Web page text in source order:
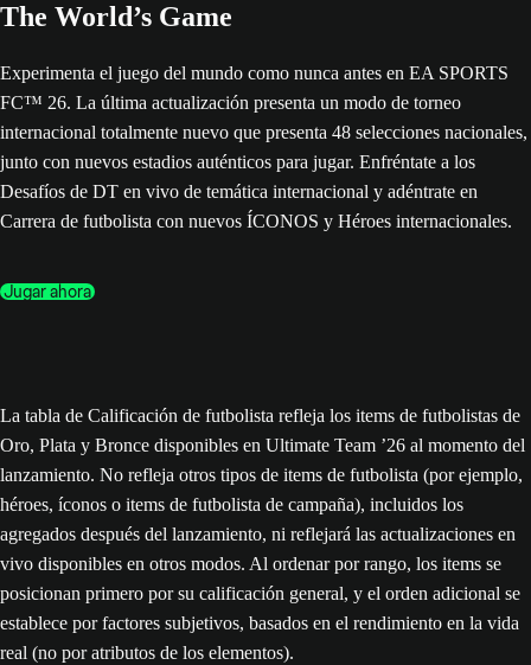
The World’s Game
Experimenta el juego del mundo como nunca antes en EA SPORTS
FC™ 26. La última actualización presenta un modo de torneo
internacional totalmente nuevo que presenta 48 selecciones nacionales,
junto con nuevos estadios auténticos para jugar. Enfréntate a los
Desafíos de DT en vivo de temática internacional y adéntrate en
Carrera de futbolista con nuevos ÍCONOS y Héroes internacionales.
Jugar ahora
La tabla de Calificación de futbolista refleja los items de futbolistas de
Oro, Plata y Bronce disponibles en Ultimate Team ’26 al momento del
lanzamiento. No refleja otros tipos de items de futbolista (por ejemplo,
héroes, íconos o items de futbolista de campaña), incluidos los
agregados después del lanzamiento, ni reflejará las actualizaciones en
vivo disponibles en otros modos. Al ordenar por rango, los items se
posicionan primero por su calificación general, y el orden adicional se
establece por factores subjetivos, basados en el rendimiento en la vida
real (no por atributos de los elementos).